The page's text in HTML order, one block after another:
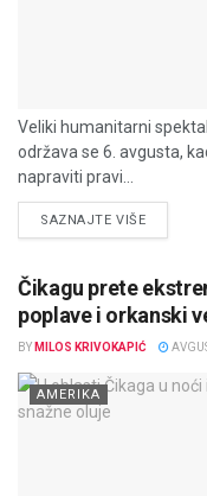
Veliki humanitarni
održava se 6. avgusta,
napraviti pravi...
SAZNAJTE VIŠEDETAILS
Čikagu prete
poplave i orkanski
BY MILOS KRIVOKAPIĆ
AMERIKA